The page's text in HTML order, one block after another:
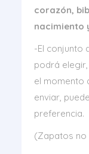
corazón,
nacimiento
-El conjunto
podrá
el momento
enviar,
preferencia.
(Zapatos no